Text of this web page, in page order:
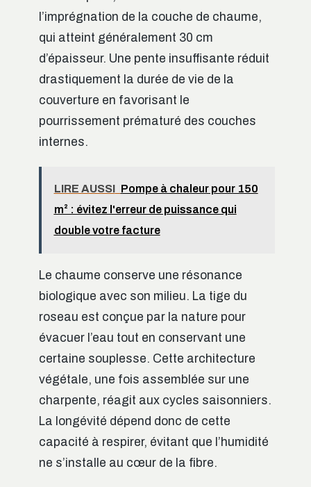
l’imprégnation de la couche de chaume,
qui atteint généralement 30 cm
d’épaisseur. Une pente insuffisante réduit
drastiquement la durée de vie de la
couverture en favorisant le
pourrissement prématuré des couches
internes.
LIRE AUSSI Pompe à chaleur pour 150
m² : évitez l'erreur de puissance qui
double votre facture
Le chaume conserve une résonance
biologique avec son milieu. La tige du
roseau est conçue par la nature pour
évacuer l’eau tout en conservant une
certaine souplesse. Cette architecture
végétale, une fois assemblée sur une
charpente, réagit aux cycles saisonniers.
La longévité dépend donc de cette
capacité à respirer, évitant que l’humidité
ne s’installe au cœur de la fibre.